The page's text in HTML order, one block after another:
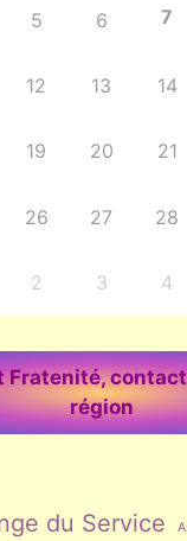
5 6 7
12 13 14
19 20 21
26 27 28
2 3 4
Fratenité,
région
du Service